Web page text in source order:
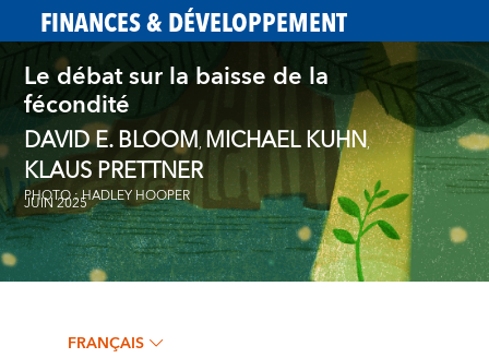
FINANCES & DÉVELOPPEMENT
Le débat sur la baisse de la
fécondité
DAVID E. BLOOM, MICHAEL KUHN,
KLAUS PRETTNER
JUIN 2025
PHOTO : HADLEY HOOPER
FRANÇAIS